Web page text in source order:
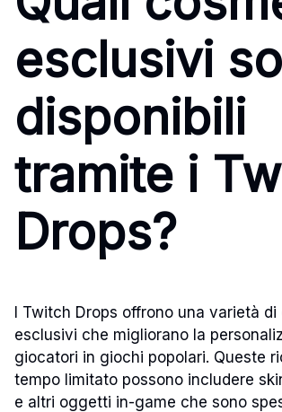
esclusivi
disponibili
tramite i
Drops?
I Twitch Drops offrono una varietà
esclusivi che migliorano la
giocatori in giochi popolari. Queste
tempo limitato possono includere
e altri oggetti in-game che sono